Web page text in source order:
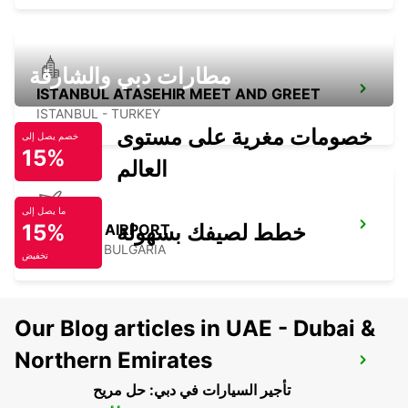
ISTANBUL ATASEHIR MEET AND GREET
ISTANBUL - TURKEY
PLOVDIV AIRPORT
PLOVDIV - BULGARIA
CONSTANTA AIRPORT
MIHAIL KOGALNICEANU - ROMANIA
مطارات دبي والشارقة
خصم يصل إلى
15%
خصومات مغرية على مستوى
العالم
ما يصل إلى
15%
تخفيض
خطط لصيفك بسهولة
Our Blog articles in UAE - Dubai &
Northern Emirates
تأجير السيارات في دبي: حل مريح